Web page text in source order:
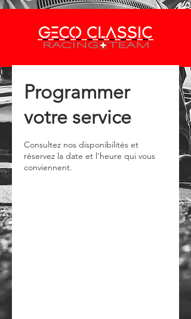
Programmer
votre service
Consultez nos disponibilités et
réservez la date et l'heure qui vous
conviennent.